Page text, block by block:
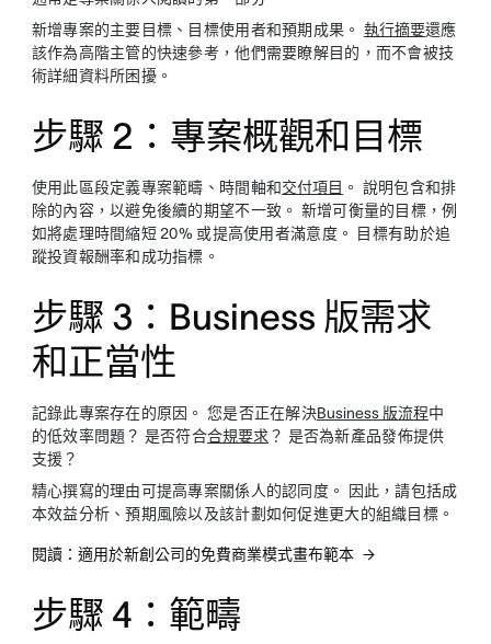
新增專案的主要目標、目標使用者和預期成果。 執行摘要還應
該作為高階主管的快速參考，他們需要瞭解目的，而不會被技
術詳細資料所困擾。
步驟 2：專案概觀和目標
使用此區段定義專案範疇、時間軸和交付項目 。 說明包含和排
除的內容，以避免後續的期望不一致。 新增可衡量的目標，例
如將處理時間縮短 20% 或提高使用者滿意度。 目標有助於追
蹤投資報酬率和成功指標。
步驟 3：Business 版需求
和正當性
記錄此專案存在的原因。 您是否正在解決Business 版流程中
的低效率問題？ 是否符合合規要求？ 是否為新產品發佈提供
支援？
精心撰寫的理由可提高專案關係人的認同度。 因此，請包括成
本效益分析、預期風險以及該計劃如何促進更大的組織目標。
閱讀：適用於新創公司的免費商業模式畫布範本
步驟 4：範疇